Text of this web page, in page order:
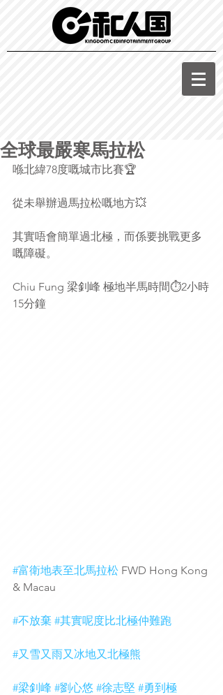
全球最嚴寒馬拉松
喺北緯78度嘅城市比賽🏆
從未舉辦過馬拉松嘅地方💥
其實唔會簡單過北極，而係要挑戰更多
嘅障礙。
Chiu Fung 梁釗峰 極地半馬時間⏱2小時
15分鐘
#富衛地表至北馬拉松 FWD Hong Kong
& Macau
#不放棄 #其實呢度比北極仲難跑
#又雪又雨又冰地又北極熊
#梁釗峰 #劉心悠 #徐志堅 #勇到極